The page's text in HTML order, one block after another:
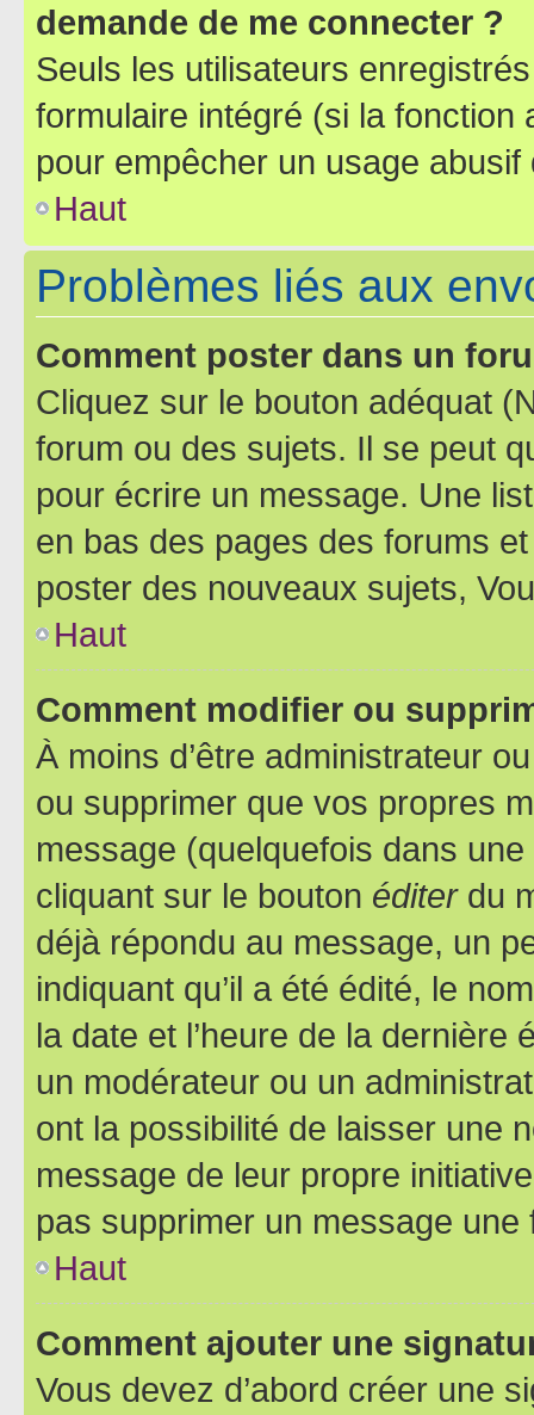
demande de me connecter ?
Seuls les utilisateurs
formulaire intégré (si la fonction
pour empêcher un usage
Haut
Problèmes liés aux
Comment poster dans un
Cliquez sur le bouton adéquat
forum ou des sujets. Il se peut
pour écrire un message. Une
en bas des pages des forums
poster des nouveaux sujets,
Haut
Comment modifier ou
À moins d’être administrateur
ou supprimer que vos propres
message (quelquefois dans
cliquant sur le bouton éditerdu
déjà répondu au message, un
indiquant qu’il a été édité, le
la date et l’heure de la dernière
un modérateur ou un
ont la possibilité de laisser une
message de leur propre
pas supprimer un message une
Haut
Comment ajouter une
Vous devez d’abord créer une